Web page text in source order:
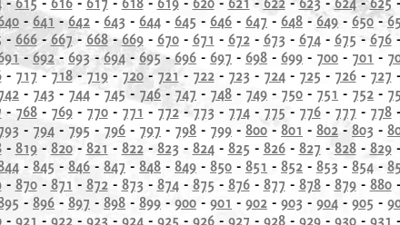
- 641-642 - 643 - 644 - 645 - 646 - 647 - 648 -649 - 650-
- 666- 667- 668-669- 670- 671 - 672- 673 - 674- 675 - 676-
-692- 693-694 - 695-696 - 697 - 698 - 699 - 700 - 701 -
- 717-718- 719- 720- 721 - 722- 723 - 724- 725 - 726- 727 -
- 743 - 744 -745 - 746 - 747 - 748 - 749 - 750 - 751 - 752 -
- 768- 769- 770- 771 - 772- 773 - 774- 775 - 776- 777 - 778-
- 794 - 795 - 796 - 797 - 798 - 799 - 800 - 801 - 802 - 803 -
- 819- 820- 821 - 822- 823 - 824- 825 - 826- 827 - 828- 829-
- 845 - 846 - 847 - 848 - 849 - 850 - 851 - 852 - 853 - 854 -
- 870- 871 - 872- 873 - 874- 875 - 876- 877 - 878- 879- 880-
- 896 - 897 - 898 - 899 - 900 - 901 - 902 - 903 - 904 - 905 -
- 921 - 922- 923 - 924- 925 - 926- 927 - 928- 929- 930- 931 -